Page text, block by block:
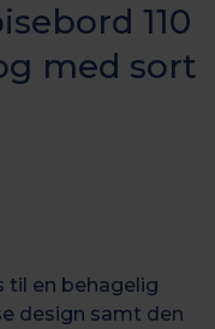
110
med sort
til en behagelig
design samt den